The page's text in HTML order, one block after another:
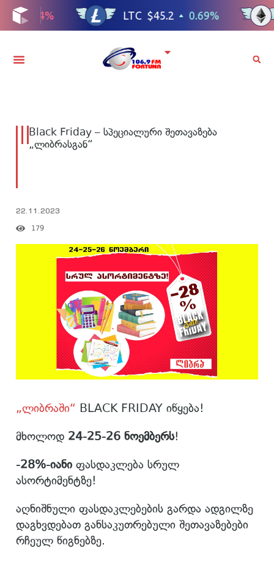
Black Friday – სპეციალური შეთავაზება
„ლიბრასგან“
22.11.2023
179
„ლიბრაში“ BLACK FRIDAY იწყება!
მხოლოდ 24-25-26 ნოემბერს!
-28%-იანი ფასდაკლება სრულ
ასორტიმენტზე!
აღნიშნული ფასდაკლებების გარდა ადგილზე
დაგხვდებათ განსაკუთრებული შეთავაზებები
რჩეულ წიგნებზე.